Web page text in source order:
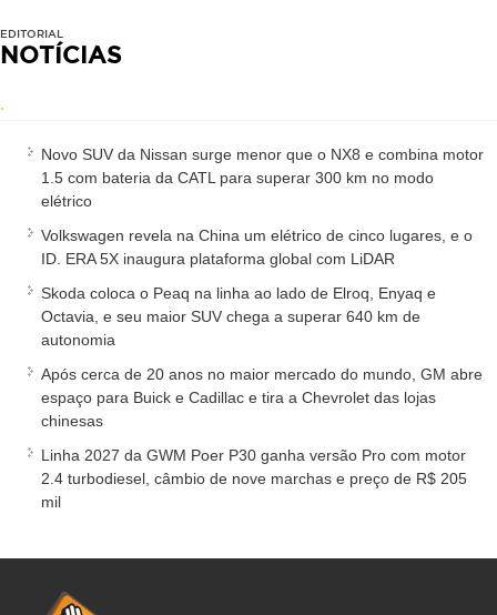
EDITORIAL
NOTÍCIAS
.
Novo SUV da Nissan surge menor que o NX8 e combina motor
1.5 com bateria da CATL para superar 300 km no modo
elétrico
Volkswagen revela na China um elétrico de cinco lugares, e o
ID. ERA 5X inaugura plataforma global com LiDAR
Skoda coloca o Peaq na linha ao lado de Elroq, Enyaq e
Octavia, e seu maior SUV chega a superar 640 km de
autonomia
Após cerca de 20 anos no maior mercado do mundo, GM abre
espaço para Buick e Cadillac e tira a Chevrolet das lojas
chinesas
Linha 2027 da GWM Poer P30 ganha versão Pro com motor
2.4 turbodiesel, câmbio de nove marchas e preço de R$ 205
mil